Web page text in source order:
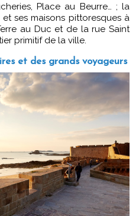
Place au Beurre… ; la
ses maisons pittoresques à
au Duc et de la rue Saint
primitif de la ville.
et des grands voyageurs